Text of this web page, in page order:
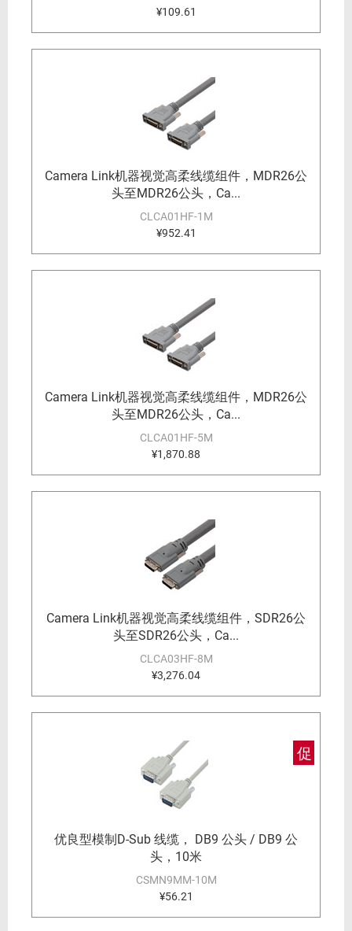
¥109.61
Camera Link机器视觉高柔线缆组件，MDR26公
头至MDR26公头，Ca...
CLCA01HF-1M
¥952.41
Camera Link机器视觉高柔线缆组件，MDR26公
头至MDR26公头，Ca...
CLCA01HF-5M
¥1,870.88
Camera Link机器视觉高柔线缆组件，SDR26公
头至SDR26公头，Ca...
CLCA03HF-8M
¥3,276.04
促
优良型模制D-Sub 线缆， DB9 公头 / DB9 公
头，10米
CSMN9MM-10M
¥56.21